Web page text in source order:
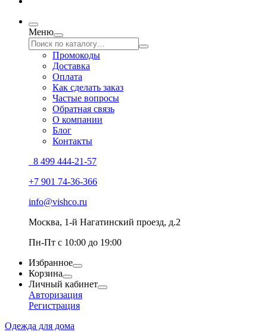
Меню
Промокоды
Доставка
Оплата
Как сделать заказ
Частые вопросы
Обратная связь
О компании
Блог
Контакты
8 499 444-21-57
+7 901 74-36-366
info@vishco.ru
Москва, 1-й Нагатинский проезд, д.2
Пн-Пт с 10:00 до 19:00
Избранное
Корзина
Личный кабинет
Авторизация
Регистрация
Одежда для дома